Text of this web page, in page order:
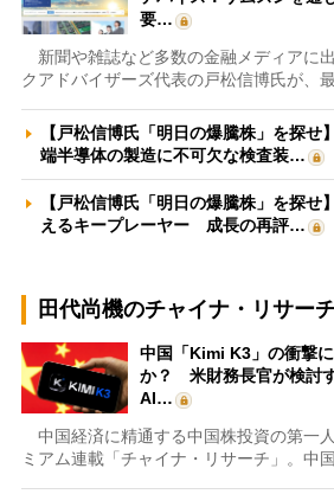
要…
新聞や雑誌など多数の金融メディアに
クアドバイザーズ代表の戸松信博氏が、
【戸松信博氏「明日の爆騰株」を探せ
端半導体の製造に不可欠な検査装…
【戸松信博氏「明日の爆騰株」を探
えるキープレーヤー 成長の再評…
田代尚機のチャイナ・リサー
中国「Kimi K3」の衝撃
か？ 米財務長官が検討
AI…
中国経済に精通する中国株投資の第一
ミアム連載「チャイナ・リサーチ」。中